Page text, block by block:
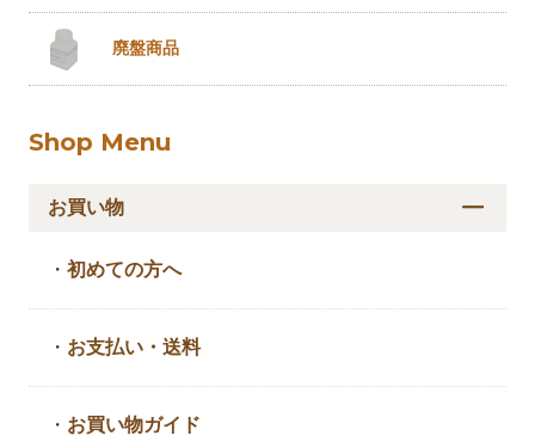
廃盤商品
Shop Menu
お買い物
・初めての方へ
・ お支払い・送料
・ お買い物ガイド